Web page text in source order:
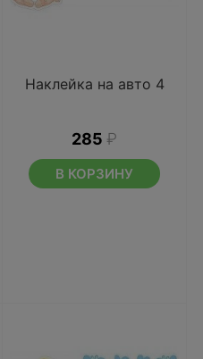
Наклейка на авто 4
285 ₽
В КОРЗИНУ